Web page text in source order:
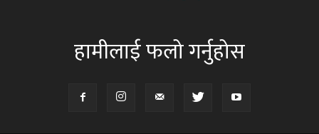
हामीलाई फलो गर्नुहोस